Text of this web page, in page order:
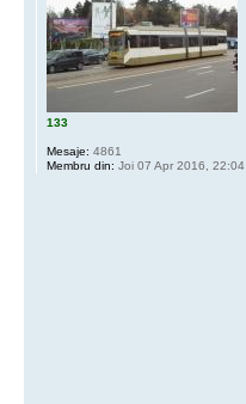
133
Mesaje: 4861
Membru din: Joi 07 Apr 2016, 22:04